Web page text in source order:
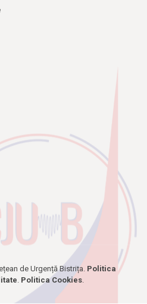
de Urgență Bistrița. Politica
Politica Cookies